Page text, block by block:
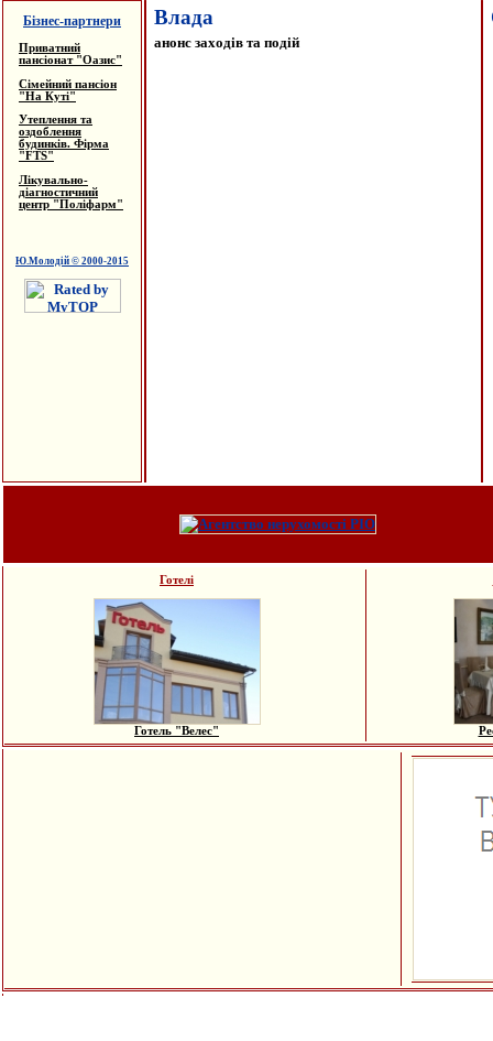
Бізнес-партнери
Приватний
пансіонат "Оазис"
Сімейний пансіон
"На Куті"
Утеплення та
оздоблення
будинків. Фірма
"FTS"
Лікувально-
діагностичний
центр "Поліфарм"
Ю.Молодій © 2000-2015
Влада
анонс заходів та подій
Готелі
Готель "Велес"